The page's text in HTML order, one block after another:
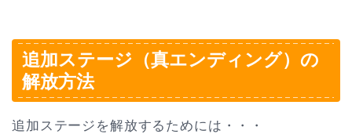
追加ステージ（真エンディング）の
解放方法
追加ステージを解放するためには・・・